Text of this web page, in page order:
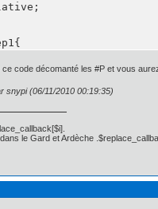
code décomanté les #P et vous
snypi (06/11/2010 00:19:35)
le Gard et Ardèche